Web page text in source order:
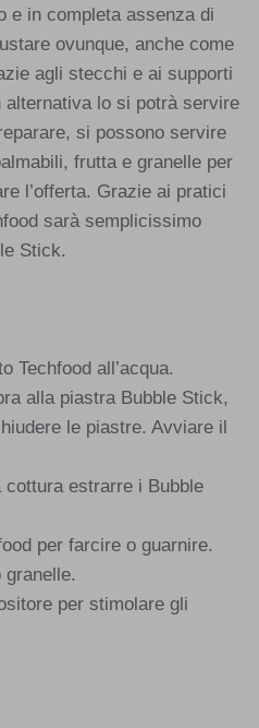
e in completa assenza di
ovunque, anche come
agli stecchi e ai supporti
lo si potrà servire
si possono servire
frutta e granelle per
l’offerta. Grazie ai pratici
sarà semplicissimo
Stick.
Techfood all’acqua.
alla piastra Bubble Stick,
le piastre. Avviare il
estrarre i Bubble
per farcire o guarnire.
per stimolare gli